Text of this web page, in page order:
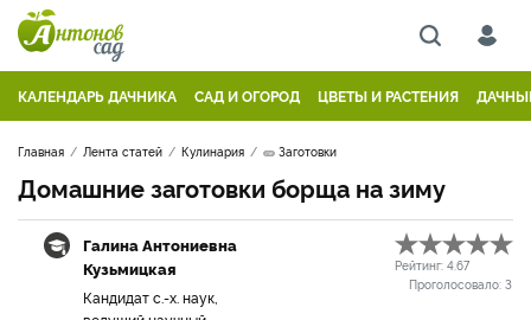
КАЛЕНДАРЬ ДАЧНИКА САД И ОГОРОД ЦВЕТЫ И РАСТЕНИЯ
Главная Лента статей Кулинария 🥒 Заготовки
Домашние заготовки борща на зиму
Галина Антониевна
Кузьмицкая
Кандидат с.-х. наук,
Рейтинг: 4.67
Проголосовало: 3